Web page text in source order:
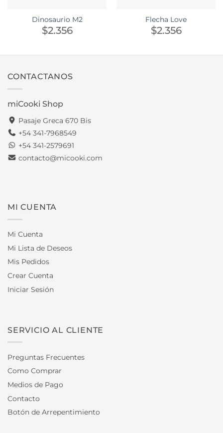
Dinosaurio M2
$2.356
Flecha Love
$2.356
CONTACTANOS
miCooki Shop
Pasaje Greca 670 Bis
+54 341-7968549
+54 341-2579691
contacto@micooki.com
MI CUENTA
Mi Cuenta
Mi Lista de Deseos
Mis Pedidos
Crear Cuenta
Iniciar Sesión
SERVICIO AL CLIENTE
Preguntas Frecuentes
Como Comprar
Medios de Pago
Contacto
Botón de Arrepentimiento